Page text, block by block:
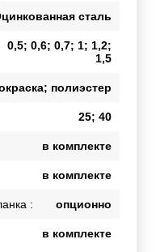
сталь
0,5; 0,6; 0,7; 1; 1,2;
1,5
полиэстер
25; 40
в комплекте
в комплекте
: опционно
в комплекте